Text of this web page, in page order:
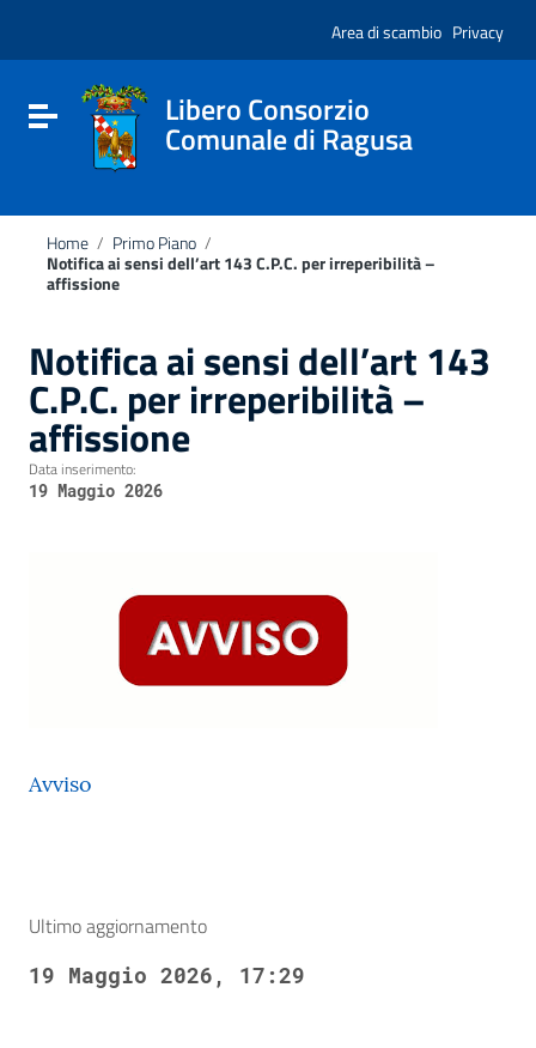
sito
include
Vai al footer
Area di scambio Privacy
Attiva / disattiva la navigazione
Libero Consorzio
Comunale di Ragusa
Home / Primo Piano /
Notifica ai sensi dell’art 143 C.P.C. per irreperibilità –
affissione
Notifica ai sensi dell’art 143
C.P.C. per irreperibilità –
affissione
Data inserimento:
19 Maggio 2026
Avviso
Ultimo aggiornamento
19 Maggio 2026, 17:29